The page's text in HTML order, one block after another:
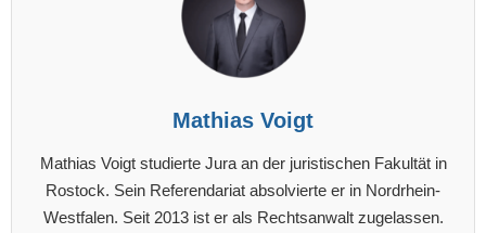
Mathias Voigt
Mathias Voigt studierte Jura an der juristischen Fakultät in
Rostock. Sein Referendariat absolvierte er in Nordrhein-
Westfalen. Seit 2013 ist er als Rechtsanwalt zugelassen.